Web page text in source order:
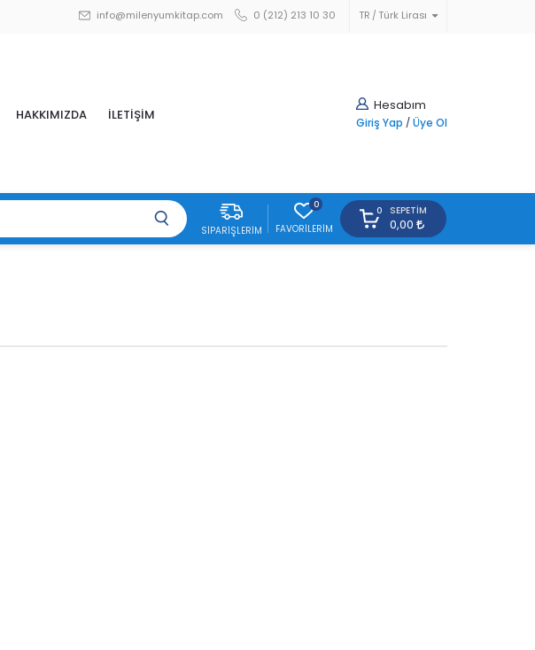
TR Türk Lirası
info@milenyumkitap.com 0 (212) 213 10 30
Hesabım
Giriş Yap / Üye Ol
HAKKIMIZDA İLETİŞİM
SIPARIŞLERIM
0
FAVORILERIM
0 SEPETIM
0,00